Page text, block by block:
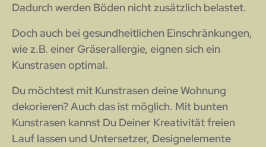
Dadurch werden Böden nicht zusätzlich belastet.
Doch auch bei gesundheitlichen Einschränkungen,
wie z.B. einer Gräserallergie, eignen sich ein
Kunstrasen optimal.
Du möchtest mit Kunstrasen deine Wohnung
dekorieren? Auch das ist möglich. Mit bunten
Kunstrasen kannst Du Deiner Kreativität freien
Lauf lassen und Untersetzer, Designelemente